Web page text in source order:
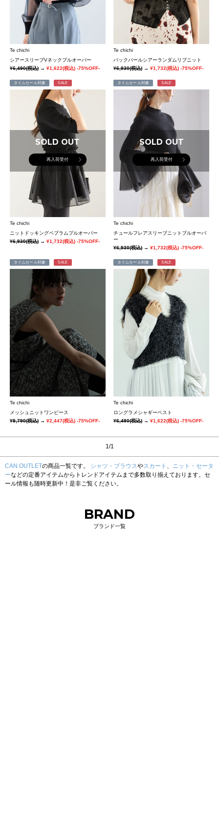
Te chichi
シアースリーブVネックプルオーバー
¥6,490(税込) → ¥1,622(税込) -75%OFF-
Te chichi
バックパールシアーランダムリブニット
¥6,930(税込)→¥1,732(税込) -75%OFF-
タイムセール対象 SALE
SOLD OUT
再入荷受付
Te chichi
ニットドッキングペプラムプルオーバー
¥6,930(税込) → ¥1,732(税込) -75%OFF-
タイムセール対象 SALE
SOLD OUT
再入荷受付
Te chichi
チュールフレアスリーブニットプルオーバ
ー
¥6,930(税込)→¥1,732(税込) -75%OFF-
タイムセール対象 SALE
Te chichi
メッシュニットワンピース
¥9,790(税込) → ¥2,447(税込) -75%OFF-
タイムセール対象 SALE
Te chichi
ロングラメシャギーベスト
¥6,490(税込)→¥1,622(税込) -75%OFF-
1/1
CAN OUTLETの商品一覧です。 シャツ・ブラウスやスカート 、 ニット・セータ
ーなどの定番アイテムからトレンドアイテムまで多数取り揃えております。セ
ール情報も随時更新中！是非ご覧ください。
BRAND
ブランド一覧